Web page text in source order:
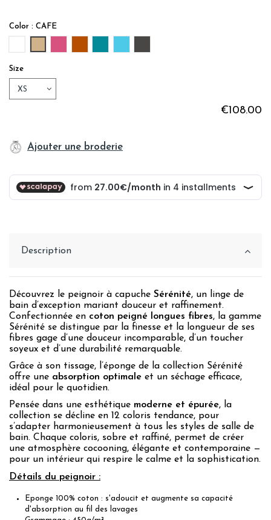
Color : CAFE
Size
€108.00
Ajouter une broderie
Description
Découvrez le peignoir à capuche Sérénité, un linge de
bain d’exception mariant douceur et raffinement.
Confectionnée en coton peigné longues fibres, la gamme
Sérénité se distingue par la finesse et la longueur de ses
fibres gage d’une douceur incomparable, d’un toucher
soyeux et d’une durabilité remarquable.
Grâce à son tissage, l’éponge de la collection Sérénité
offre une absorption optimale et un séchage efficace,
idéal pour le quotidien.
Pensée dans une esthétique moderne et épurée, la
collection se décline en 12 coloris tendance, pour
s’adapter harmonieusement à tous les styles de salle de
bain. Chaque coloris, sobre et raffiné, permet de créer
une atmosphère cocooning, élégante et contemporaine —
pour un intérieur qui respire le calme et la sophistication.
Détails du peignoir :
Eponge 100% coton : s'adoucit et augmente sa capacité
d'absorption au fil des lavages